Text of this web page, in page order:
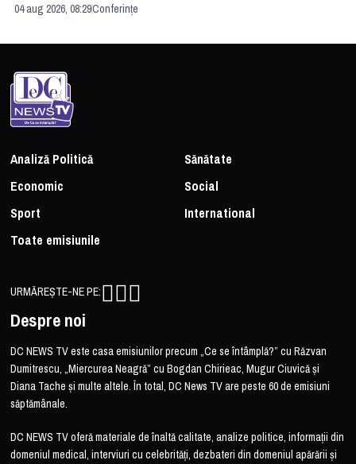
04 aug 2026, 08:29Conferințe
Analiză Politică
Sănătate
Economic
Social
Sport
International
Toate emisiunile
URMĂREȘTE-NE PE:
Despre noi
DC NEWS TV este casa emisiunilor precum „Ce se întâmplă?” cu Răzvan
Dumitrescu, „Miercurea Neagră” cu Bogdan Chirieac, Mugur Ciuvică și
Diana Tache și multe altele. În total, DC News TV are peste 60 de emisiuni
săptămânale.
DC NEWS TV oferă materiale de înaltă calitate, analize politice, informații din
domeniul medical, interviuri cu celebrități, dezbateri din domeniul apărării și